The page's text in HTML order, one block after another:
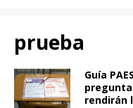
prueba
Guía
rendirán